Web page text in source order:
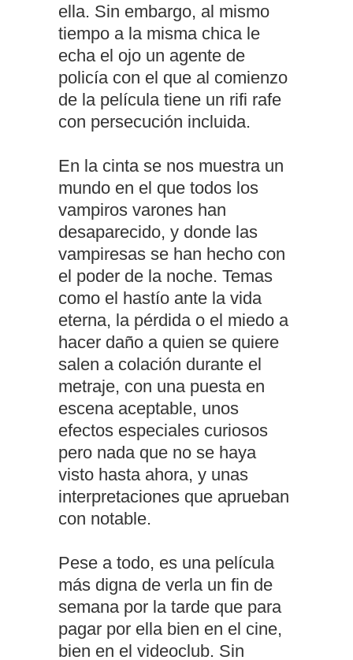
ella. Sin embargo, al mismo
tiempo a la misma chica le
echa el ojo un agente de
policía con el que al comienzo
de la película tiene un rifi rafe
con persecución incluida.
En la cinta se nos muestra un
mundo en el que todos los
vampiros varones han
desaparecido, y donde las
vampiresas se han hecho con
el poder de la noche. Temas
como el hastío ante la vida
eterna, la pérdida o el miedo a
hacer daño a quien se quiere
salen a colación durante el
metraje, con una puesta en
escena aceptable, unos
efectos especiales curiosos
pero nada que no se haya
visto hasta ahora, y unas
interpretaciones que aprueban
con notable.
Pese a todo, es una película
más digna de verla un fin de
semana por la tarde que para
pagar por ella bien en el cine,
bien en el videoclub. Sin